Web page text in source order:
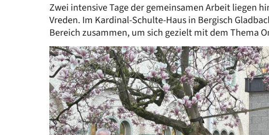
Zwei intensive Tage der gemeinsamen Arbeit liegen
Vreden. Im Kardinal-Schulte-Haus in Bergisch
Bereich zusammen, um sich gezielt mit dem Thema